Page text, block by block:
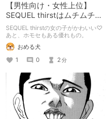
【男性向け・女性上位】
SEQUEL thirstはムチムチロ
リ顔女子とエッチができる
ＲＰＧ【BL有】
SEQUEL thirstの女の子がかわいい♡
あと、ホモセもある優れもの。
おめる犬
1
0 2分